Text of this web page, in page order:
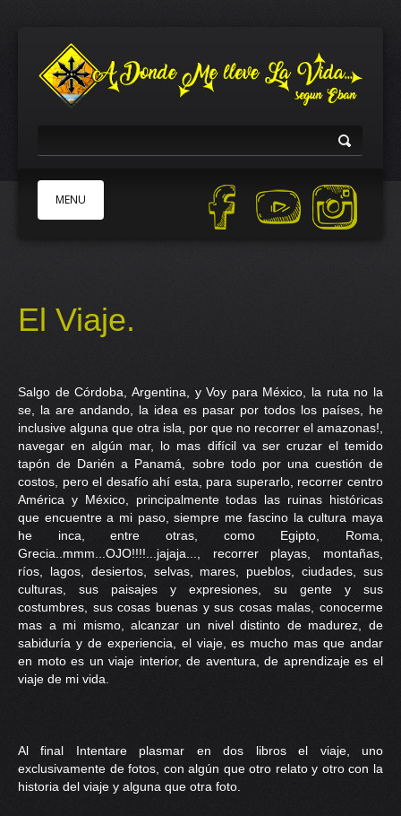
MENU
PATROCINADORES
TRABAJEMOS JUNTOS
TIENDA
PRENSA
CONTACTO
El Viaje.
Salgo de Córdoba, Argentina, y Voy para México, la ruta no la
se, la are andando, la idea es pasar por todos los países, he
inclusive alguna que otra isla, por que no recorrer el amazonas!,
navegar en algún mar, lo mas difícil va ser cruzar el temido
tapón de Darién a Panamá, sobre todo por una cuestión de
costos, pero el desafío ahí esta, para superarlo, recorrer centro
América y México, principalmente todas las ruinas históricas
que encuentre a mi paso, siempre me fascino la cultura maya
he inca, entre otras, como Egipto, Roma,
Grecia..mmm...OJO!!!!...jajaja..., recorrer playas, montañas,
ríos, lagos, desiertos, selvas, mares, pueblos, ciudades, sus
culturas, sus paisajes y expresiones, su gente y sus
costumbres, sus cosas buenas y sus cosas malas, conocerme
mas a mi mismo, alcanzar un nivel distinto de madurez, de
sabiduría y de experiencia, el viaje, es mucho mas que andar
en moto es un viaje interior, de aventura, de aprendizaje es el
viaje de mi vida.
Al final Intentare plasmar en dos libros el viaje, uno
exclusivamente de fotos, con algún que otro relato y otro con la
historia del viaje y alguna que otra foto.